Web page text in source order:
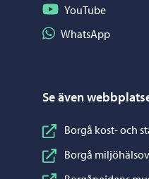
Följ på YouTube
YouTube
Dela på WhatsApp
WhatsApp
Se även
Borgå kost- och
Borgå